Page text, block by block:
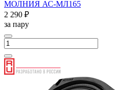
МОЛНИЯ АС-МЛ165
2 290 ₽
за пару